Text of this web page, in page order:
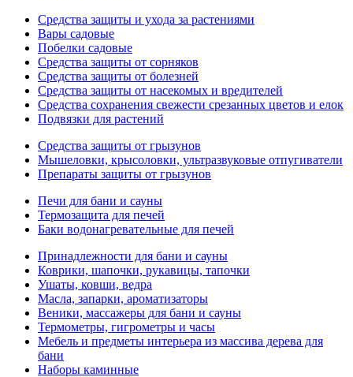
Средства защиты и ухода за растениями
Вары садовые
Побелки садовые
Средства защиты от сорняков
Средства защиты от болезней
Средства защиты от насекомых и вредителей
Средства сохранения свежести срезанных цветов и елок
Подвязки для растений
Средства защиты от грызунов
Мышеловки, крысоловки, ультразвуковые отпугиватели
Препараты защиты от грызунов
Печи для бани и сауны
Термозащита для печей
Баки водонагревательные для печей
Принадлежности для бани и сауны
Коврики, шапочки, рукавицы, тапочки
Ушаты, ковши, ведра
Масла, запарки, ароматизаторы
Веники, массажеры для бани и сауны
Термометры, гигрометры и часы
Мебель и предметы интерьера из массива дерева для
бани
Наборы каминные